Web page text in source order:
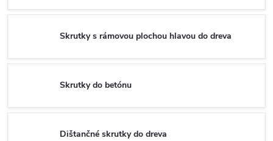
Skrutky s rámovou plochou hlavou do dreva
Skrutky do betónu
Dištančné skrutky do dreva